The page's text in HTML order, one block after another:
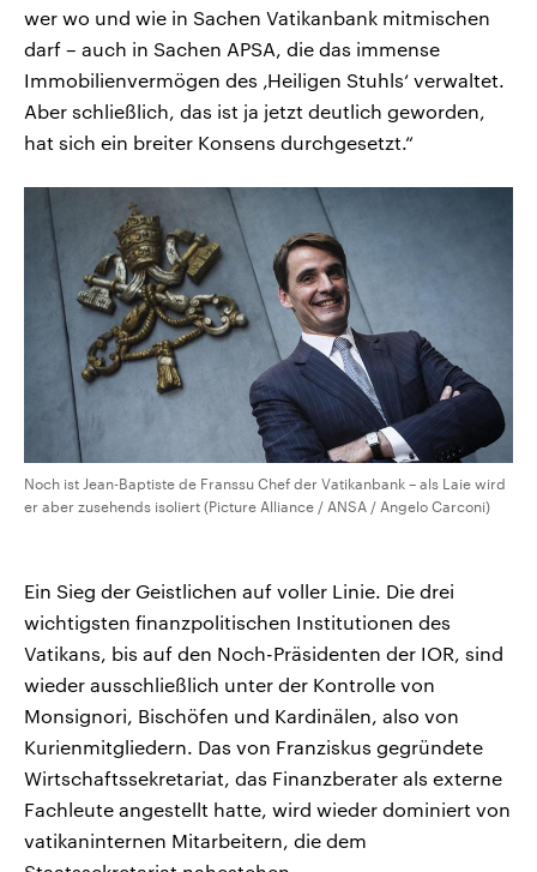
wer wo und wie in Sachen Vatikanbank mitmischen
darf – auch in Sachen APSA, die das immense
Immobilienvermögen des ‚Heiligen Stuhls‘ verwaltet.
Aber schließlich, das ist ja jetzt deutlich geworden,
hat sich ein breiter Konsens durchgesetzt.“
Noch ist Jean-Baptiste de Franssu Chef der Vatikanbank – als Laie wird
er aber zusehends isoliert (Picture Alliance / ANSA / Angelo Carconi)
Ein Sieg der Geistlichen auf voller Linie. Die drei
wichtigsten finanzpolitischen Institutionen des
Vatikans, bis auf den Noch-Präsidenten der IOR, sind
wieder ausschließlich unter der Kontrolle von
Monsignori, Bischöfen und Kardinälen, also von
Kurienmitgliedern. Das von Franziskus gegründete
Wirtschaftssekretariat, das Finanzberater als externe
Fachleute angestellt hatte, wird wieder dominiert von
vatikaninternen Mitarbeitern, die dem